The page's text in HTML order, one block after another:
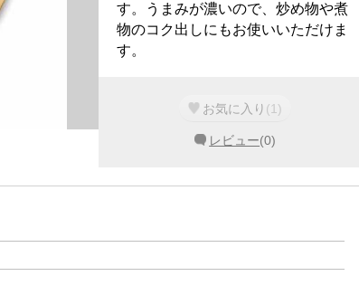
す。うまみが濃いので、炒め物や煮
物のコク出しにもお使いいただけま
す。
お気に入り (1 )
レビュー(0)